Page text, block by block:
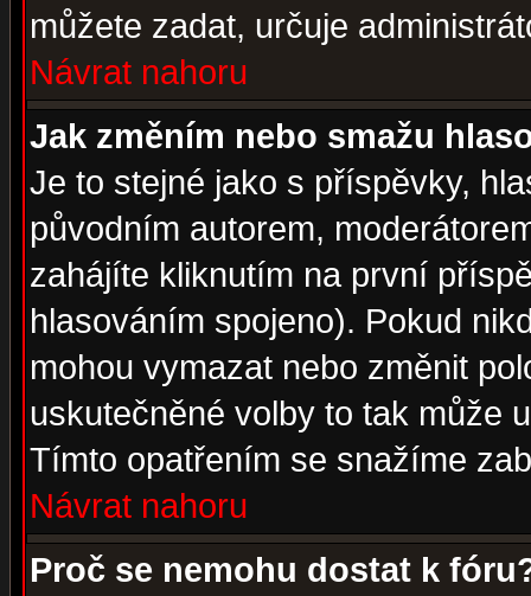
můžete zadat, určuje
Návrat nahoru
Jak změním nebo smažu
Je to stejné jako s příspěvky,
původním autorem,
zahájíte kliknutím na první
hlasováním spojeno). Pokud
mohou vymazat nebo změnit
uskutečněné volby to tak může
Tímto opatřením se snažíme
Návrat nahoru
Proč se nemohu dostat k